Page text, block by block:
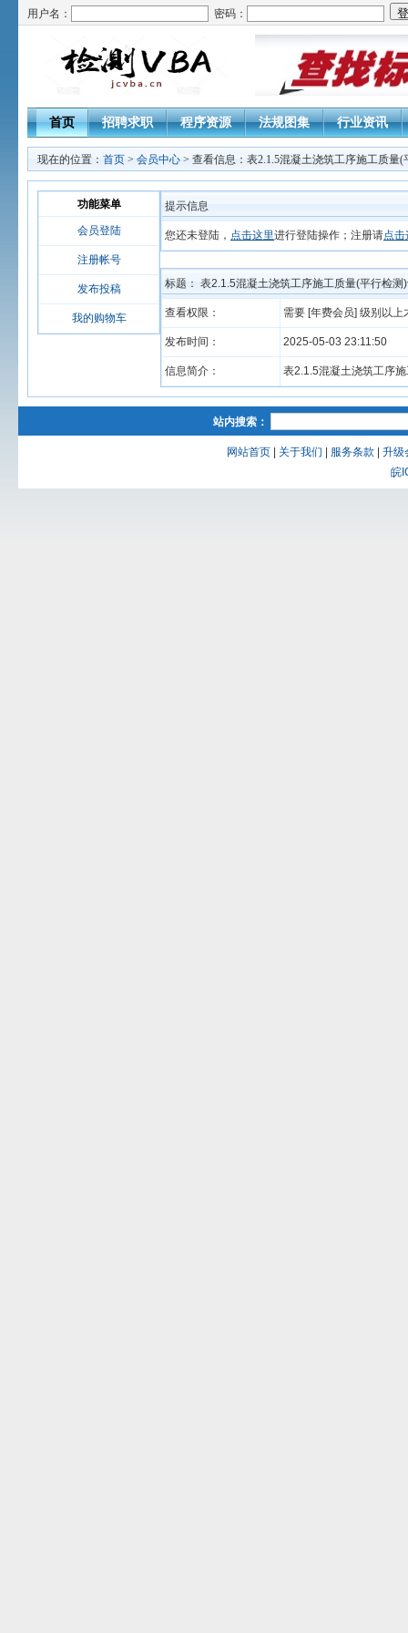
用户名： 密码：
首页 招聘求职 程序资源 法规图集 行业资讯
现在的位置： 首页 > 会员中心 > 查看信息：表2.1.5混凝土浇筑工序施工质量(
功能菜单
会员登陆
注册帐号
发布投稿
我的购物车
提示信息
您还未登陆， 点击这里进行登陆操作；注册请点击
标题： 表2.1.5混凝土浇筑工序施工质量(平行检测
查看权限： 需要 [年费会员] 级别以上
发布时间： 2025-05-03 23:11:50
信息简介： 表2.1.5混凝土浇筑工序
站内搜索：
网站首页| 关于我们 服务条款
升级
皖